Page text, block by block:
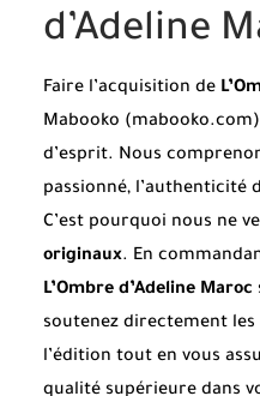
d’Adeline
Faire l’acquisition de
Mabooko
d’esprit. Nous
passionné, l’authenticité
C’est pourquoi nous ne
originaux. En
L’Ombre d’Adeline Maroc
soutenez directement
l’édition tout en vous
qualité supérieure dans